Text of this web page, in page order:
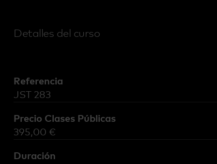
Detalles del curso
Referencia
JST 283
Precio Clases Públicas
395,00 €
Duración